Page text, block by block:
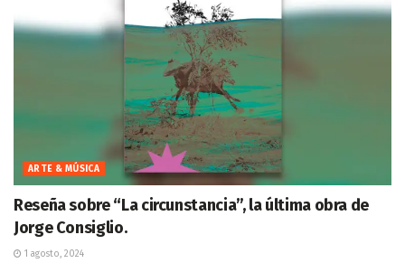
ARTE & MÚSICA
Reseña sobre “La circunstancia”, la última obra de
Jorge Consiglio.
1 agosto, 2024